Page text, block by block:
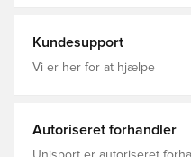
Kundesupport
Vi er her for at hjælpe
Autoriseret forhandler